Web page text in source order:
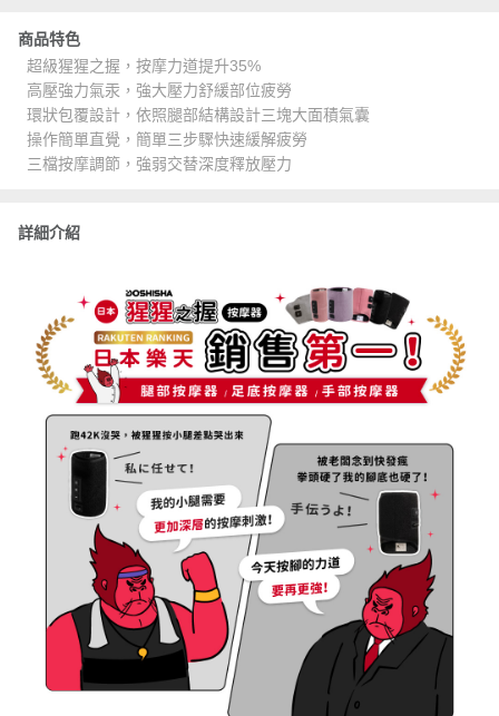
商品特色
超級猩猩之握，按摩力道提升35%
高壓強力氣汞，強大壓力舒緩部位疲勞
環狀包覆設計，依照腿部結構設計三塊大面積氣囊
操作簡單直覺，簡單三步驟快速緩解疲勞
三檔按摩調節，強弱交替深度釋放壓力
詳細介紹